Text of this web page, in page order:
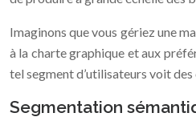
Imaginons que vous gériez une
à la charte graphique et aux
tel segment d’utilisateurs voit
Segmentation